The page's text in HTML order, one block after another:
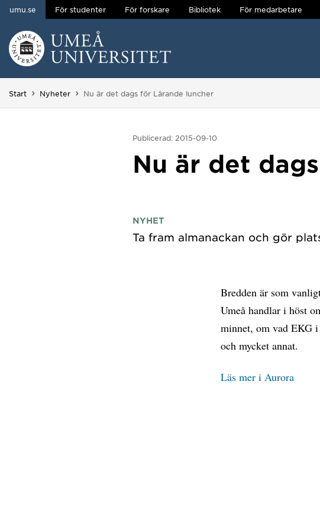
Hoppa direkt till innehållet
umu.se För studenter För forskare Bibliotek För medarbetare
Start Nyheter Du är här:
Nu är det dags för Lärande luncher
Publicerad: 2015-09-10
Nu är det
NYHET
Bredden är som
Umeå handlar i höst
minnet, om vad EKG
och mycket annat.
Läs mer i Aurora